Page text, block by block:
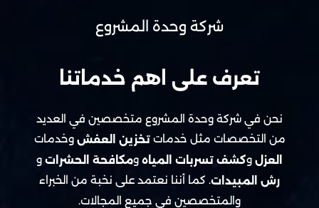
شركة وحدة المشروع
تعرف على اهم خدماتنا
نحن في شركة وحدة المشروع متخصصين في العديد
من التخصصات مثل خدماتتخزين العفش وخدمات
العزل وكشف تسربات المياه ومكافحة الحشرات و
رش المبيدات. كما أننا نعتمد على نخبة من الخبراء
والمتخصصين في جميع المجالات.